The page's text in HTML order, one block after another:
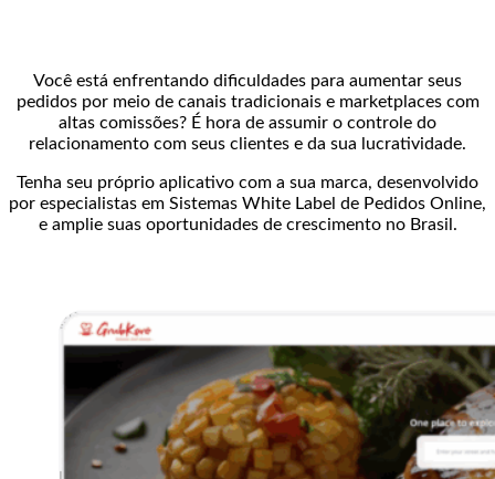
Você está enfrentando dificuldades para aumentar seus
pedidos por meio de canais tradicionais e marketplaces com
altas comissões? É hora de assumir o controle do
relacionamento com seus clientes e da sua lucratividade.
Tenha seu próprio aplicativo com a sua marca, desenvolvido
por especialistas em Sistemas White Label de Pedidos Online,
e amplie suas oportunidades de crescimento no Brasil.